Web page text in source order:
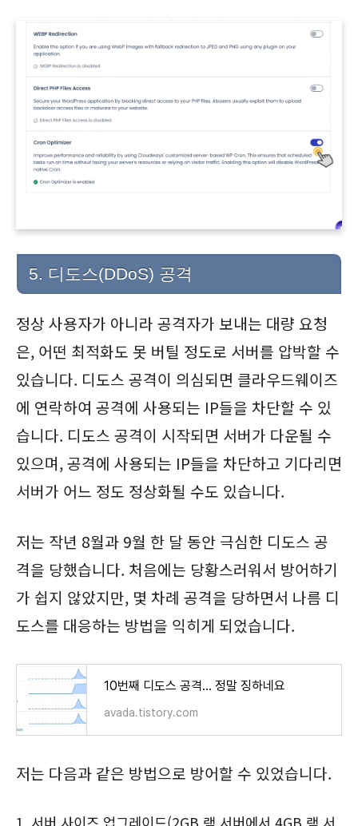
5. 디도스(DDoS) 공격
정상 사용자가 아니라 공격자가 보내는 대량 요청
은, 어떤 최적화도 못 버틸 정도로 서버를 압박할 수
있습니다. 디도스 공격이 의심되면 클라우드웨이즈
에 연락하여 공격에 사용되는 IP들을 차단할 수 있
습니다. 디도스 공격이 시작되면 서버가 다운될 수
있으며, 공격에 사용되는 IP들을 차단하고 기다리면
서버가 어느 정도 정상화될 수도 있습니다.
저는 작년 8월과 9월 한 달 동안 극심한 디도스 공
격을 당했습니다. 처음에는 당황스러워서 방어하기
가 쉽지 않았지만, 몇 차례 공격을 당하면서 나름 디
도스를 대응하는 방법을 익히게 되었습니다.
10번째 디도스 공격... 정말 징하네요
avada.tistory.com
저는 다음과 같은 방법으로 방어할 수 있었습니다.